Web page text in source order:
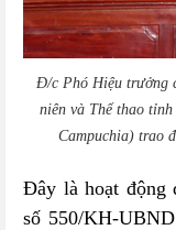
Đ/c Phó Hiệu trưởng
niên và Thể thao
Campuchia)trao
Đây là hoạt động
số 550/KH-